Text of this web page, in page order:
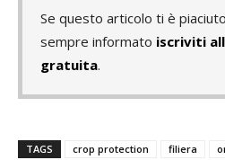
Se questo articolo ti è
sempre informato iscriviti
gratuita.
TAGS crop protection filiera